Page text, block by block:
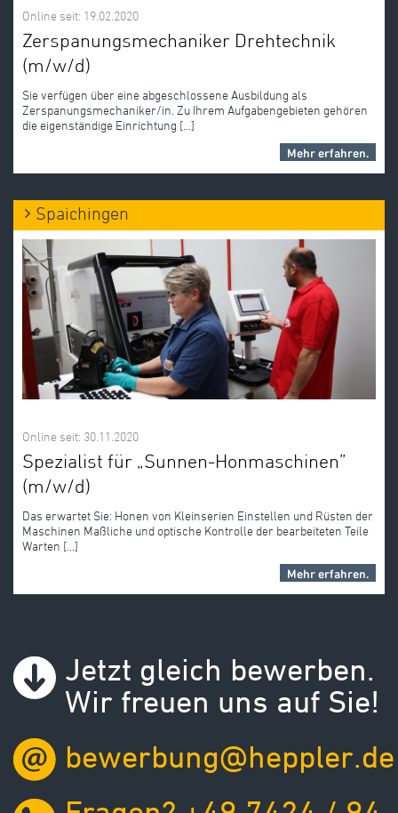
Online seit: 19.02.2020
Zerspanungsmechaniker Drehtechnik
(m/w/d)
Sie verfügen über eine abgeschlossene Ausbildung als
Zerspanungsmechaniker/in. Zu Ihrem Aufgabengebieten gehören
die eigenständige Einrichtung [...]
Mehr erfahren.
Spaichingen
Online seit: 30.11.2020
Spezialist für „Sunnen-Honmaschinen”
(m/w/d)
Das erwartet Sie: Honen von Kleinserien Einstellen und Rüsten der
Maschinen Maßliche und optische Kontrolle der bearbeiteten Teile
Warten [...]
Mehr erfahren.
Jetzt gleich bewerben.
Wir freuen uns auf Sie!
bewerbung@heppler.de